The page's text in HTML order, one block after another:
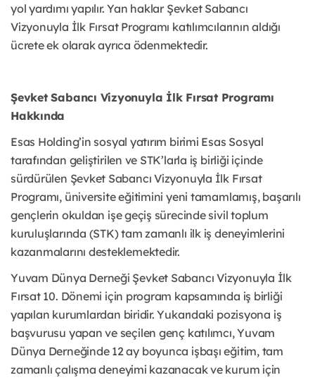
yol yardımı yapılır. Yan haklar Şevket Sabancı
Vizyonuyla İlk Fırsat Programı katılımcılarının aldığı
ücrete ek olarak ayrıca ödenmektedir.
Şevket Sabancı Vizyonuyla İlk Fırsat Programı
Hakkında
Esas Holding’in sosyal yatırım birimi Esas Sosyal
tarafından geliştirilen ve STK’larla iş birliği içinde
sürdürülen Şevket Sabancı Vizyonuyla İlk Fırsat
Programı, üniversite eğitimini yeni tamamlamış, başarılı
gençlerin okuldan işe geçiş sürecinde sivil toplum
kuruluşlarında (STK) tam zamanlı ilk iş deneyimlerini
kazanmalarını desteklemektedir.
Yuvam Dünya Derneği Şevket Sabancı Vizyonuyla İlk
Fırsat 10. Dönemi için program kapsamında iş birliği
yapılan kurumlardan biridir. Yukarıdaki pozisyona iş
başvurusu yapan ve seçilen genç katılımcı, Yuvam
Dünya Derneğinde 12 ay boyunca işbaşı eğitim, tam
zamanlı çalışma deneyimi kazanacak ve kurum için